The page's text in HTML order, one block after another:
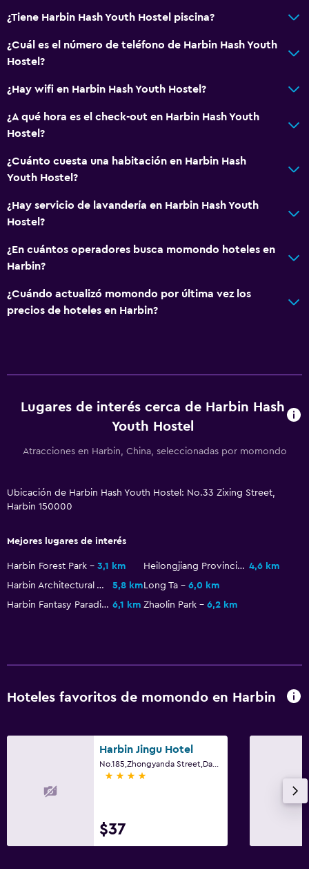
Baño
Baño compartido
Ducha
Secador de pelo
Papel higiénico
Baño público
Limpieza diaria
Cámaras CCTV en zonas comunes
Lavandería
Servicios de lavandería/tintorería
Tendedero
Estacionamiento y transporte
Tetera eléctrica
La comida se puede entregar en el alojamiento
Senderismo
¿Tiene Harbin Hash Youth Hostel piscina?
¿Cuál es el número de teléfono de Harbin Hash Youth
Hostel?
¿Hay wifi en Harbin Hash Youth Hostel?
¿A qué hora es el check-out en Harbin Hash Youth
Hostel?
¿Cuánto cuesta una habitación en Harbin Hash
Youth Hostel?
¿Hay servicio de lavandería en Harbin Hash Youth
Hostel?
¿En cuántos operadores busca momondo hoteles en
Harbin?
¿Cuándo actualizó momondo por última vez los
precios de hoteles en Harbin?
Lugares de interés cerca de Harbin Hash
Youth Hostel
Atracciones en Harbin, China, seleccionadas por momondo
Ubicación de Harbin Hash Youth Hostel: No.33 Zixing Street,
Harbin 150000
Mejores lugares de interés
Harbin Forest Park 3,1 km Heilongjiang Provincial Museum 4,6 km
Harbin Architectural Art Gallery
5,8 kmLong Ta
6,0 km
Harbin Fantasy Paradise 6,1 km Zhaolin Park 6,2 km
Hoteles favoritos de momondo en Harbin
Harbin Jingu Hotel
4 estrellas
$37